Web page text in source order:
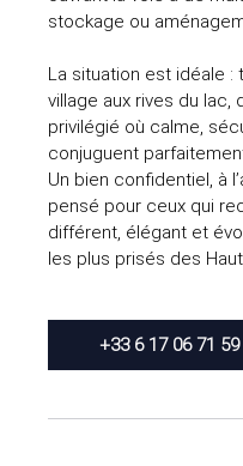
stockage ou
La situation est idéale
village aux rives du lac,
privilégié où calme,
conjuguent
Un bien confidentiel, à
pensé pour ceux qui
différent, élégant et
les plus prisés des
+33 6 17 06 71 59